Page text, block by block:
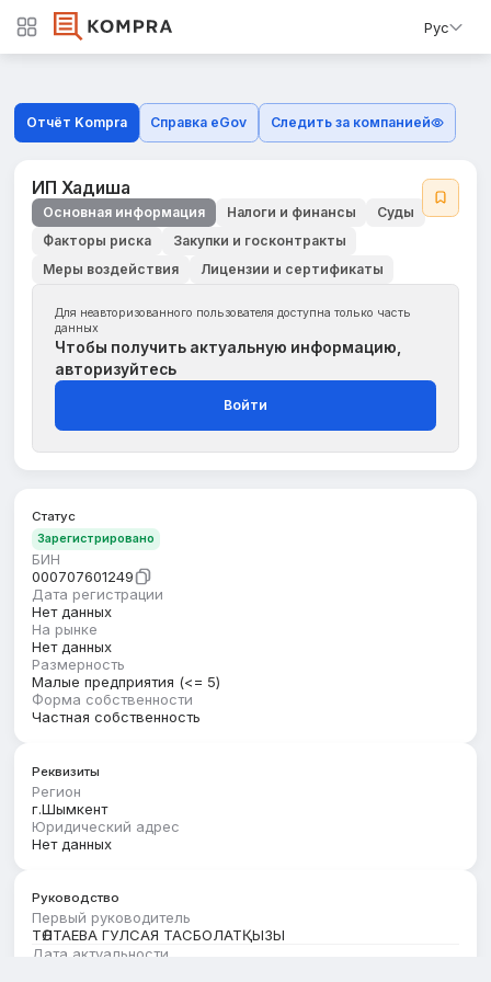
Рус
Отчёт Kompra Справка eGov Следить за компанией
ИП Хадиша
Основная информация Налоги и финансы
Суды
Факторы риска
Закупки и госконтракты
Меры воздействия
Лицензии и сертификаты
Для неавторизованного пользователя доступна только часть
данных
Чтобы получить актуальную информацию,
авторизуйтесь
Войти
Статус
Зарегистрировано
БИН
000707601249
Дата регистрации
Нет данных
На рынке
Нет данных
Размерность
Малые предприятия (<= 5)
Форма собственности
Частная собственность
Реквизиты
Регион
г.Шымкент
Юридический адрес
Нет данных
Руководство
Первый руководитель
ТӨЛТАЕВА ГУЛСАЯ ТАСБОЛАТҚЫЗЫ
Дата актуальности